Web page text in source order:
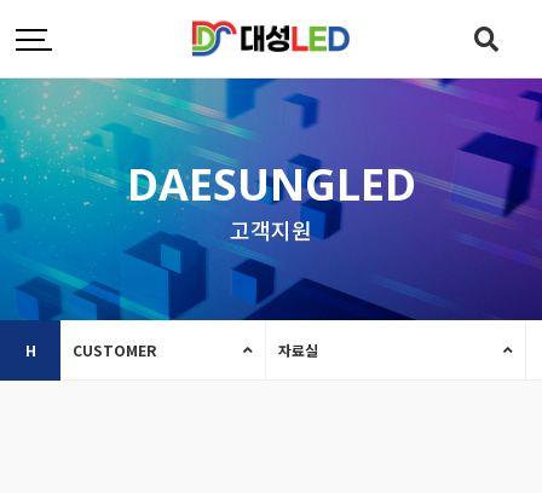
DAESUNGLED
고객지원
H CUSTOMER 자료실